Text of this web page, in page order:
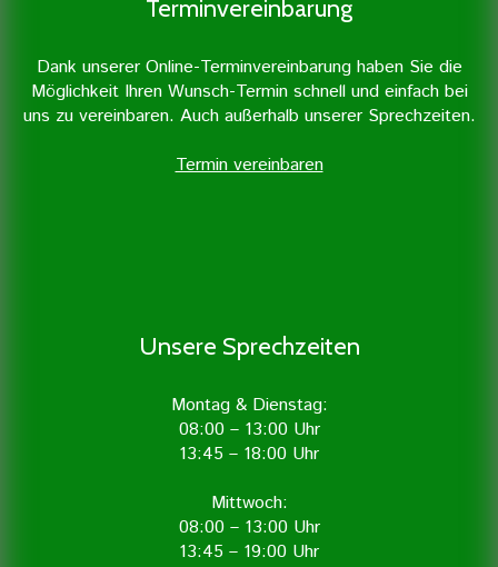
Terminvereinbarung
Dank unserer Online-Terminvereinbarung haben Sie die
Möglichkeit Ihren Wunsch-Termin schnell und einfach bei
uns zu vereinbaren. Auch außerhalb unserer Sprechzeiten.
Termin vereinbaren
Unsere Sprechzeiten
Montag & Dienstag:
08:00 – 13:00 Uhr
13:45 – 18:00 Uhr
Mittwoch:
08:00 – 13:00 Uhr
13:45 – 19:00 Uhr